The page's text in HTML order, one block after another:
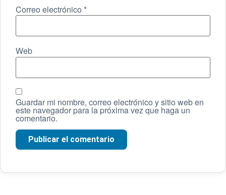
Correo electrónico *
Web
Guardar mi nombre, correo electrónico y sitio web en
este navegador para la próxima vez que haga un
comentario.